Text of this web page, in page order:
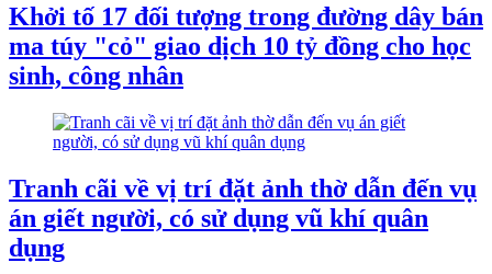
Khởi tố 17 đối tượng trong đường dây bán
ma túy "cỏ" giao dịch 10 tỷ đồng cho học
sinh, công nhân
Tranh cãi về vị trí đặt ảnh thờ dẫn đến vụ
án giết người, có sử dụng vũ khí quân
dụng